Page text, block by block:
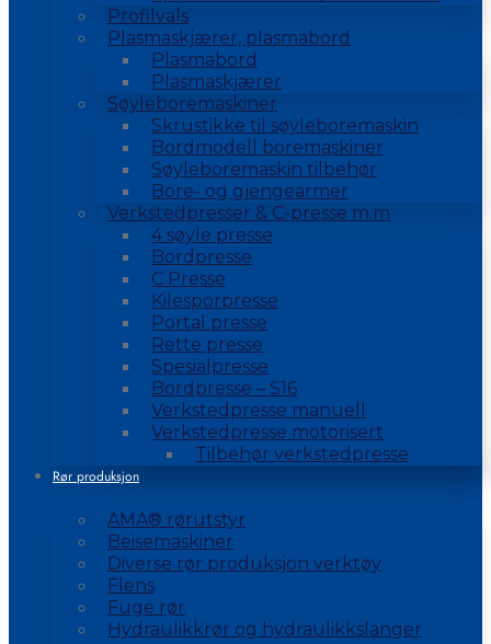
Profilvals
Plasmaskjærer, plasmabord
Plasmabord
Plasmaskjærer
Søyleboremaskiner
Skrustikke til søyleboremaskin
Bordmodell boremaskiner
Søyleboremaskin tilbehør
Bore- og gjengearmer
Verkstedpresser & C-presse m.m
4 søyle presse
Bordpresse
C Presse
Kilesporpresse
Portal presse
Rette presse
Spesialpresse
Bordpresse – S16
Verkstedpresse manuell
Verkstedpresse motorisert
Tilbehør verkstedpresse
Rør produksjon
AMA® rørutstyr
Beisemaskiner
Diverse rør produksjon verktøy
Flens
Fuge rør
Hydraulikkrør og hydraulikkslanger